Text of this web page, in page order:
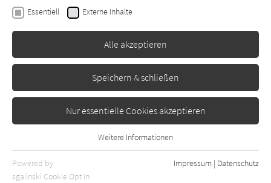
Text: Mark Millar Zeichner: Frank Quitely
Jupiter's Legacy - Bd.1:
Familienbande
Panini
Essentiell Externe Inhalte
Alle akzeptieren
Speichern & schließen
Nur essentielle Cookies akzeptieren
Essentielle Cookies werden für grundlegende Funktionen der
Webseite benötigt. Dadurch ist gewährleistet, dass die Webseite
Weitere Informationen
Powered by
sgalinski Cookie Opt In
Impressum | Datenschutz